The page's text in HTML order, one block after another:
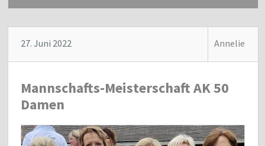
27. Juni 2022 Annelie
Mannschafts-Meisterschaft AK 50
Damen